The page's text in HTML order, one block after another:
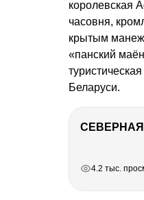
королевская
часовня,
крытым
«панский
Беларуси.
4.2 тыс.